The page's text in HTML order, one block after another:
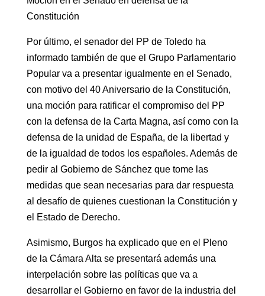
Constitución
Por último, el senador del PP de Toledo ha
informado también de que el Grupo Parlamentario
Popular va a presentar igualmente en el Senado,
con motivo del 40 Aniversario de la Constitución,
una moción para ratificar el compromiso del PP
con la defensa de la Carta Magna, así como con la
defensa de la unidad de España, de la libertad y
de la igualdad de todos los españoles. Además de
pedir al Gobierno de Sánchez que tome las
medidas que sean necesarias para dar respuesta
al desafío de quienes cuestionan la Constitución y
el Estado de Derecho.
Asimismo, Burgos ha explicado que en el Pleno
de la Cámara Alta se presentará además una
interpelación sobre las políticas que va a
desarrollar el Gobierno en favor de la industria del